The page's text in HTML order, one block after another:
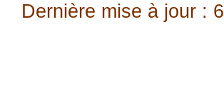
Dernière mise à jour :